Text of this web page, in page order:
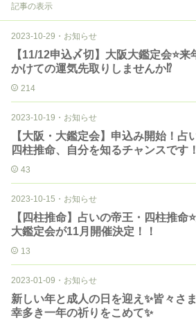
記事の表示
2023-10-29 ・ お知らせ
【11/12申込〆切】大阪大鑑定会⭐️来
かけての運気先取りしませんか⁉︎
214
2023-10-19 ・ お知らせ
【大阪・大鑑定会】申込み開始！占
四柱推命、自分を知るチャンスです！
43
2023-10-15 ・ お知らせ
【四柱推命】占いの帝王・四柱推命
大鑑定会が11月開催決定！！
13
2023-01-09 ・ お知らせ
新しい年と成人の日を迎え✨皆々さ
幸多き一年の祈りをこめて✨